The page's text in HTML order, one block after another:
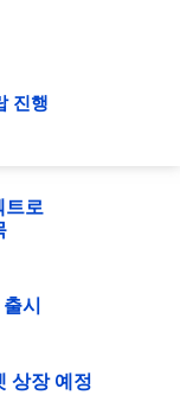
진행
트로
시
상장 예정